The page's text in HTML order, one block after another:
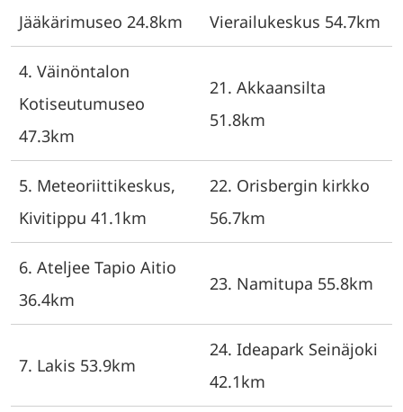
Jääkärimuseo 24.8km
Vierailukeskus 54.7km
4. Väinöntalon
Kotiseutumuseo
47.3km
21. Akkaansilta
51.8km
5. Meteoriittikeskus,
Kivitippu 41.1km
22. Orisbergin kirkko
56.7km
6. Ateljee Tapio Aitio
36.4km
23. Namitupa 55.8km
7. Lakis 53.9km
24. Ideapark Seinäjoki
42.1km